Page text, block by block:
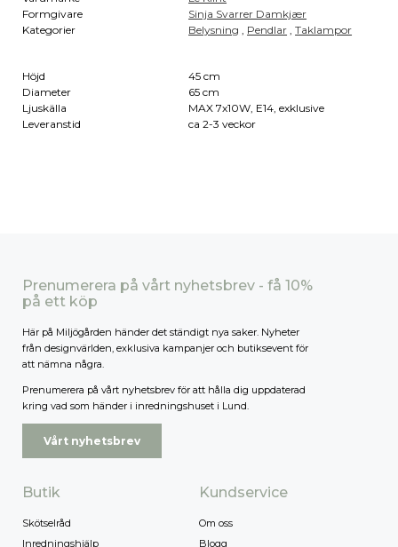
Formgivare
Sinja Svarrer Damkjær
Kategorier
Belysning , Pendlar ,Taklampor
Höjd
45 cm
Diameter
65 cm
Ljuskälla
MAX 7x10W, E14, exklusive
Leveranstid
ca 2-3 veckor
Prenumerera på vårt nyhetsbrev - få 10%
på ett köp
Här på Miljögården händer det ständigt nya saker. Nyheter
från designvärlden, exklusiva kampanjer och butiksevent för
att nämna några.
Prenumerera på vårt nyhetsbrev för att hålla dig uppdaterad
kring vad som händer i inredningshuset i Lund.
Vårt nyhetsbrev
Butik
Skötselråd
Inredningshjälp
Kundservice
Om oss
Blogg